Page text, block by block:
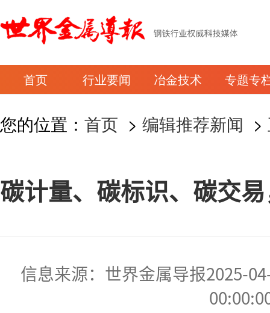
首页 行业要闻 冶金技术 专题专
您的位置： 首页 > 编辑推荐新闻 >
碳计量、碳标识、碳交
信息来源：世界金属导报2025-